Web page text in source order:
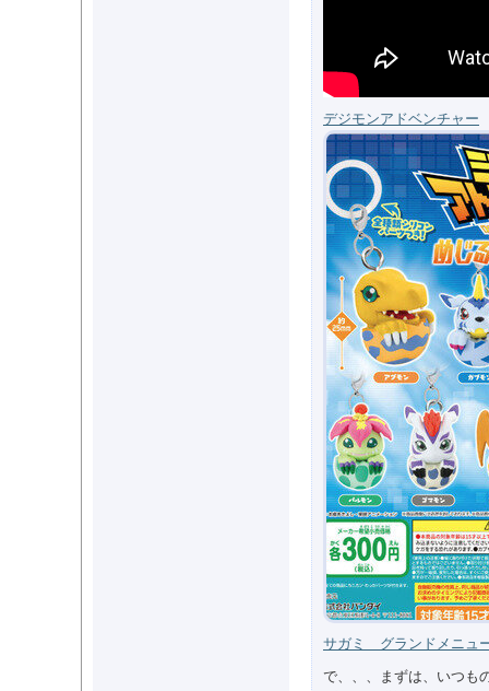
デジモンアドベンチャー
サガミ グランドメニュ
で、、、まずは、いつも